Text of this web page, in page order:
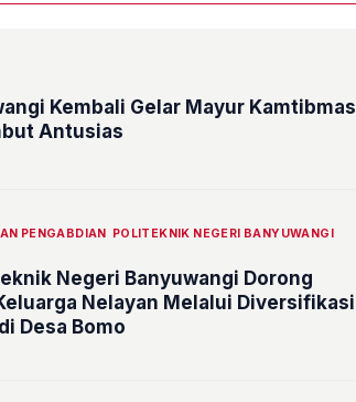
Kembali Gelar Mayur Kamtibmas
Antusias
PENGABDIAN POLITEKNIK NEGERI BANYUWANGI
Negeri Banyuwangi Dorong
Nelayan Melalui Diversifikasi
Desa Bomo